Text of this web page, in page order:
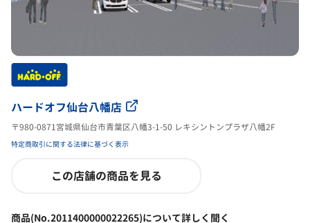
ハードオフ仙台八幡店
〒980-0871宮城県仙台市青葉区八幡3-1-50 レキシントンプラザ八幡2F
特定商取引に関する法律に基づく表示
この店舗の商品を見る
商品(No.2011400000022265)について詳しく聞く